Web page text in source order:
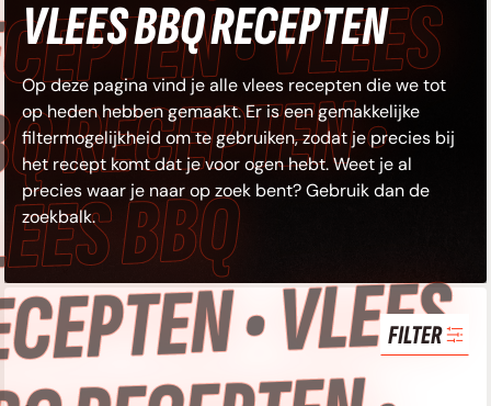
VLEES BBQ RECEPTEN
Op deze pagina vind je alle vlees recepten die we tot
op heden hebben gemaakt. Er is een gemakkelijke
filtermogelijkheid om te gebruiken, zodat je precies bij
het recept komt dat je voor ogen hebt. Weet je al
precies waar je naar op zoek bent? Gebruik dan de
zoekbalk.
• VLEES
RECEPTEN •
BBQ
• VLEES
FILTER